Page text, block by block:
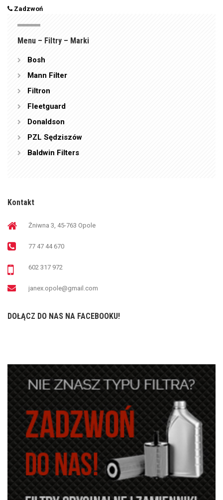
Zadzwoń
Menu – Filtry – Marki
Bosh
Mann Filter
Filtron
Fleetguard
Donaldson
PZL Sędziszów
Baldwin Filters
Kontakt
Żniwna 3, 45-763 Opole
77 47 44 670
602 317 972
janex.opole@gmail.com
DOŁĄCZ DO NAS NA FACEBOOKU!